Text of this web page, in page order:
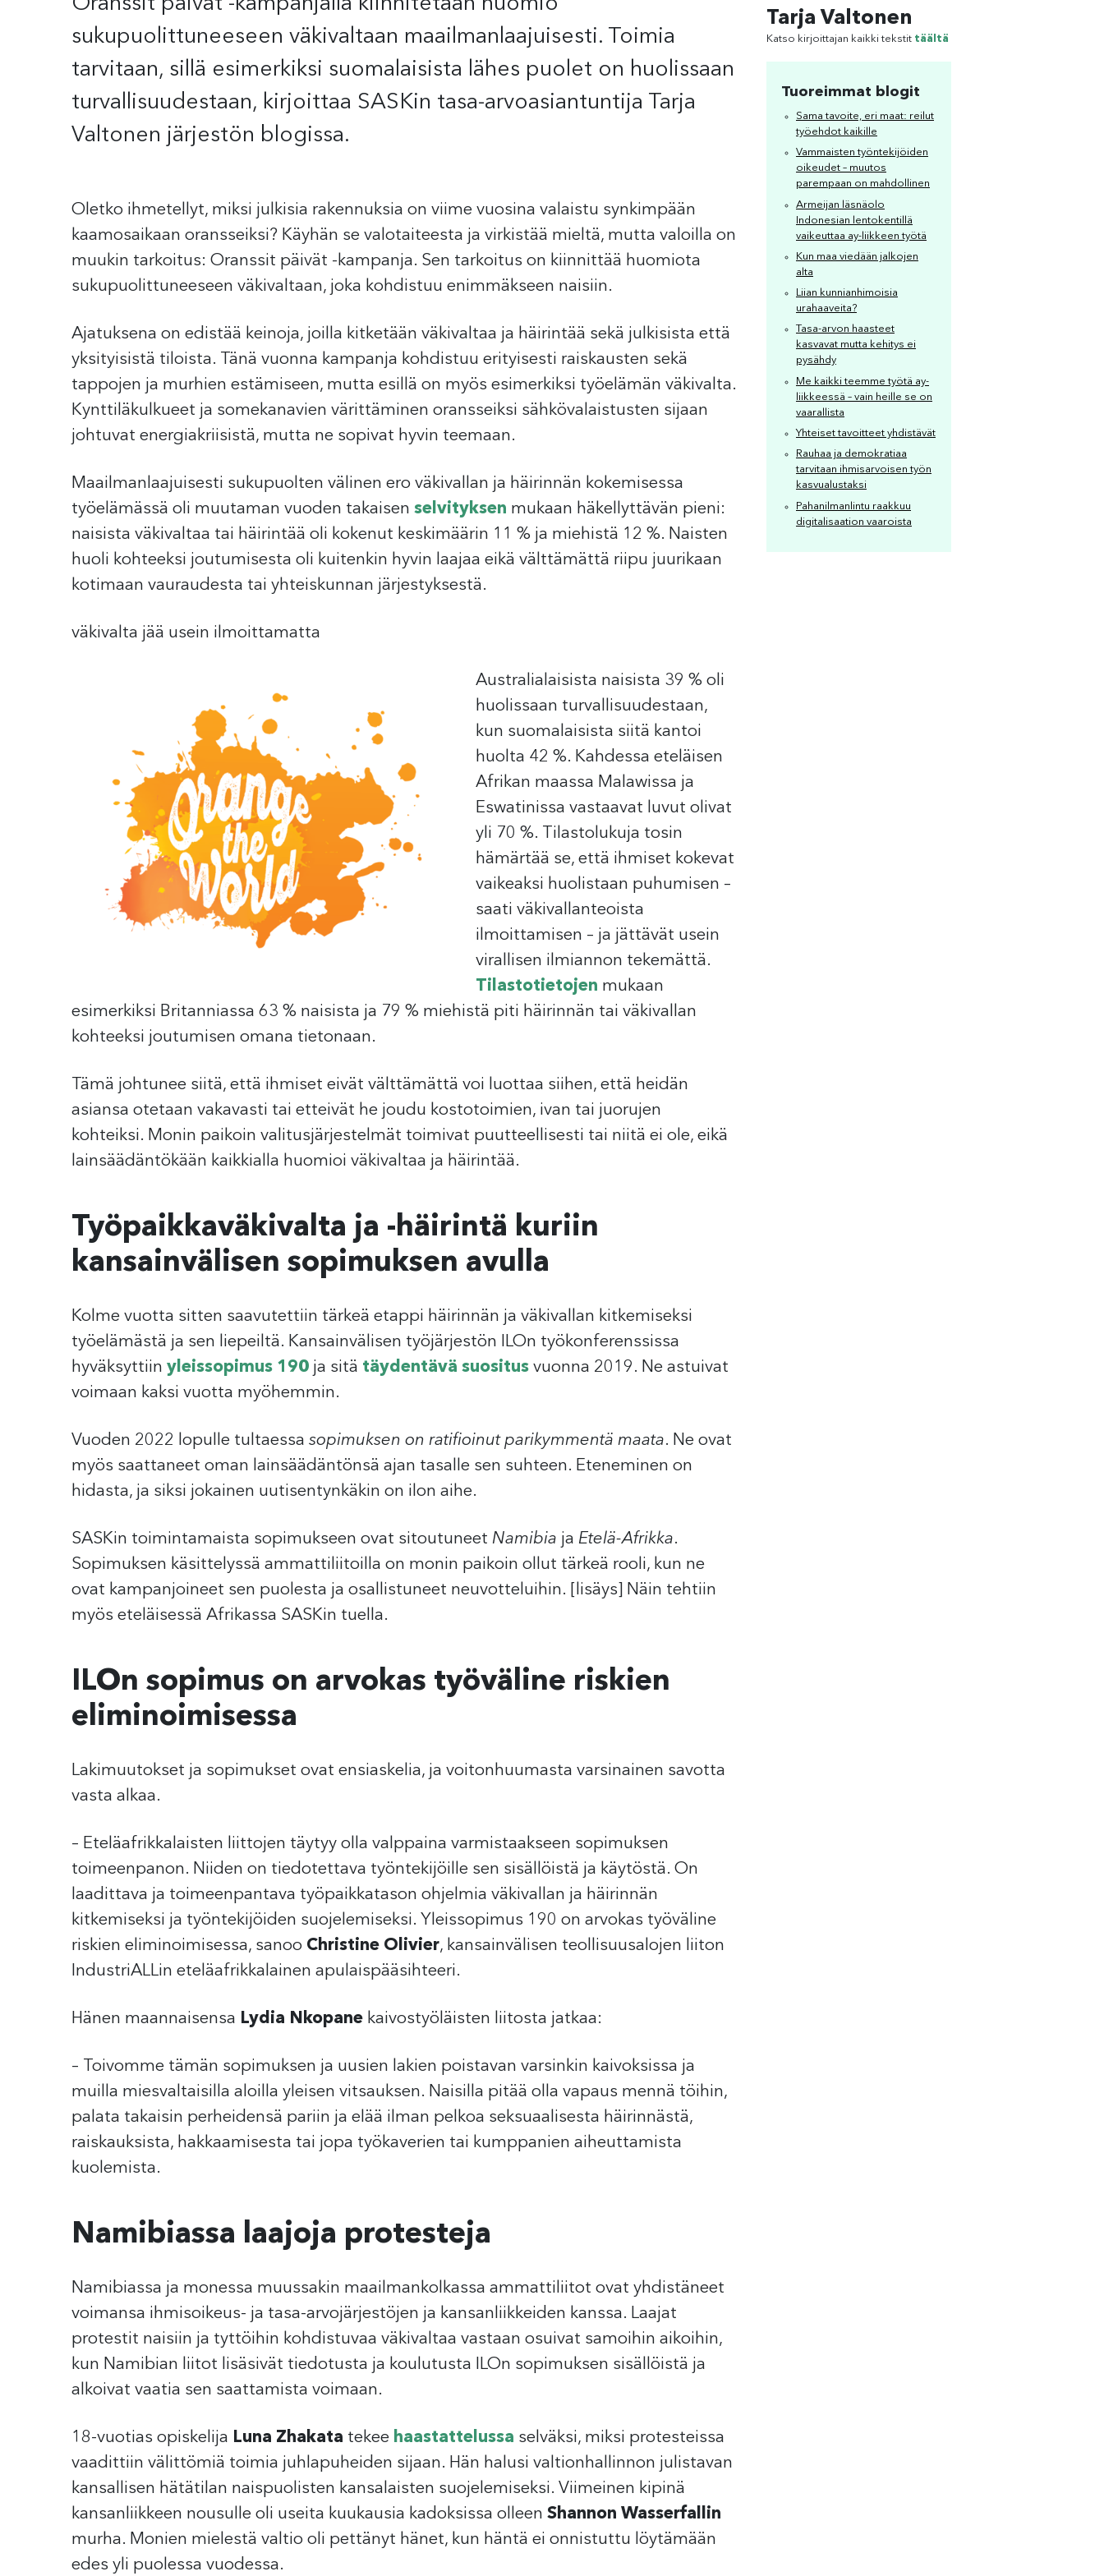
Tarja Valtonen
Katso kirjoittajan kaikki tekstit täältä
Tuoreimmat blogit
Sama tavoite, eri maat: reilut
työehdot kaikille
Vammaisten työntekijöiden
oikeudet – muutos
parempaan on mahdollinen
Armeijan läsnäolo
Indonesian lentokentillä
vaikeuttaa ay-liikkeen työtä
Kun maa viedään jalkojen
alta
Liian kunnianhimoisia
urahaaveita?
Tasa-arvon haasteet
kasvavat mutta kehitys ei
pysähdy
Me kaikki teemme työtä ay-
liikkeessä – vain heille se on
vaarallista
Yhteiset tavoitteet yhdistävät
Rauhaa ja demokratiaa
tarvitaan ihmisarvoisen työn
kasvualustaksi
Pahanilmanlintu raakkuu
digitalisaation vaaroista
Oranssit päivät -kampanjalla kiinnitetään huomio
sukupuolittuneeseen väkivaltaan maailmanlaajuisesti. Toimia
tarvitaan, sillä esimerkiksi suomalaisista lähes puolet on huolissaan
turvallisuudestaan, kirjoittaa SASKin tasa-arvoasiantuntija Tarja
Valtonen järjestön blogissa.
Oletko ihmetellyt, miksi julkisia rakennuksia on viime vuosina valaistu synkimpään
kaamosaikaan oransseiksi? Käyhän se valotaiteesta ja virkistää mieltä, mutta valoilla on
muukin tarkoitus: Oranssit päivät -kampanja. Sen tarkoitus on kiinnittää huomiota
sukupuolittuneeseen väkivaltaan, joka kohdistuu enimmäkseen naisiin.
Ajatuksena on edistää keinoja, joilla kitketään väkivaltaa ja häirintää sekä julkisista että
yksityisistä tiloista. Tänä vuonna kampanja kohdistuu erityisesti raiskausten sekä
tappojen ja murhien estämiseen, mutta esillä on myös esimerkiksi työelämän väkivalta.
Kynttiläkulkueet ja somekanavien värittäminen oransseiksi sähkövalaistusten sijaan
johtuvat energiakriisistä, mutta ne sopivat hyvin teemaan.
Maailmanlaajuisesti sukupuolten välinen ero väkivallan ja häirinnän kokemisessa
työelämässä oli muutaman vuoden takaisen selvityksen mukaan häkellyttävän pieni:
naisista väkivaltaa tai häirintää oli kokenut keskimäärin 11 % ja miehistä 12 %. Naisten
huoli kohteeksi joutumisesta oli kuitenkin hyvin laajaa eikä välttämättä riipu juurikaan
kotimaan vauraudesta tai yhteiskunnan järjestyksestä.
väkivalta jää usein ilmoittamatta
Australialaisista naisista 39 % oli
huolissaan turvallisuudestaan,
kun suomalaisista siitä kantoi
huolta 42 %. Kahdessa eteläisen
Afrikan maassa Malawissa ja
Eswatinissa vastaavat luvut olivat
yli 70 %. Tilastolukuja tosin
hämärtää se, että ihmiset kokevat
vaikeaksi huolistaan puhumisen –
saati väkivallanteoista
ilmoittamisen – ja jättävät usein
virallisen ilmiannon tekemättä.
Tilastotietojen mukaan
esimerkiksi Britanniassa 63 % naisista ja 79 % miehistä piti häirinnän tai väkivallan
kohteeksi joutumisen omana tietonaan.
Tämä johtunee siitä, että ihmiset eivät välttämättä voi luottaa siihen, että heidän
asiansa otetaan vakavasti tai etteivät he joudu kostotoimien, ivan tai juorujen
kohteiksi. Monin paikoin valitusjärjestelmät toimivat puutteellisesti tai niitä ei ole, eikä
lainsäädäntökään kaikkialla huomioi väkivaltaa ja häirintää.
Työpaikkaväkivalta ja -häirintä kuriin
kansainvälisen sopimuksen avulla
Kolme vuotta sitten saavutettiin tärkeä etappi häirinnän ja väkivallan kitkemiseksi
työelämästä ja sen liepeiltä. Kansainvälisen työjärjestön ILOn työkonferenssissa
hyväksyttiin yleissopimus 190 ja sitä täydentävä suositus vuonna 2019. Ne astuivat
voimaan kaksi vuotta myöhemmin.
Vuoden 2022 lopulle tultaessa sopimuksen on ratifioinut parikymmentä maata. Ne ovat
myös saattaneet oman lainsäädäntönsä ajan tasalle sen suhteen. Eteneminen on
hidasta, ja siksi jokainen uutisentynkäkin on ilon aihe.
SASKin toimintamaista sopimukseen ovat sitoutuneet Namibia ja Etelä-Afrikka.
Sopimuksen käsittelyssä ammattiliitoilla on monin paikoin ollut tärkeä rooli, kun ne
ovat kampanjoineet sen puolesta ja osallistuneet neuvotteluihin. [lisäys] Näin tehtiin
myös eteläisessä Afrikassa SASKin tuella.
ILOn sopimus on arvokas työväline riskien
eliminoimisessa
Lakimuutokset ja sopimukset ovat ensiaskelia, ja voitonhuumasta varsinainen savotta
vasta alkaa.
– Eteläafrikkalaisten liittojen täytyy olla valppaina varmistaakseen sopimuksen
toimeenpanon. Niiden on tiedotettava työntekijöille sen sisällöistä ja käytöstä. On
laadittava ja toimeenpantava työpaikkatason ohjelmia väkivallan ja häirinnän
kitkemiseksi ja työntekijöiden suojelemiseksi. Yleissopimus 190 on arvokas työväline
riskien eliminoimisessa, sanoo Christine Olivier, kansainvälisen teollisuusalojen liiton
IndustriALLin eteläafrikkalainen apulaispääsihteeri.
Hänen maannaisensa Lydia Nkopane kaivostyöläisten liitosta jatkaa:
– Toivomme tämän sopimuksen ja uusien lakien poistavan varsinkin kaivoksissa ja
muilla miesvaltaisilla aloilla yleisen vitsauksen. Naisilla pitää olla vapaus mennä töihin,
palata takaisin perheidensä pariin ja elää ilman pelkoa seksuaalisesta häirinnästä,
raiskauksista, hakkaamisesta tai jopa työkaverien tai kumppanien aiheuttamista
kuolemista.
Namibiassa laajoja protesteja
Namibiassa ja monessa muussakin maailmankolkassa ammattiliitot ovat yhdistäneet
voimansa ihmisoikeus- ja tasa-arvojärjestöjen ja kansanliikkeiden kanssa. Laajat
protestit naisiin ja tyttöihin kohdistuvaa väkivaltaa vastaan osuivat samoihin aikoihin,
kun Namibian liitot lisäsivät tiedotusta ja koulutusta ILOn sopimuksen sisällöistä ja
alkoivat vaatia sen saattamista voimaan.
18-vuotias opiskelija Luna Zhakata tekee haastattelussa selväksi, miksi protesteissa
vaadittiin välittömiä toimia juhlapuheiden sijaan. Hän halusi valtionhallinnon julistavan
kansallisen hätätilan naispuolisten kansalaisten suojelemiseksi. Viimeinen kipinä
kansanliikkeen nousulle oli useita kuukausia kadoksissa olleen Shannon Wasserfallin
murha. Monien mielestä valtio oli pettänyt hänet, kun häntä ei onnistuttu löytämään
edes yli puolessa vuodessa.